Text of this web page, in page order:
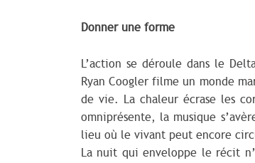
Donner une forme
L’action se déroule dans le
Ryan Coogler filme un monde
de vie. La chaleur écrase les
omniprésente, la musique
lieu où le vivant peut encore
La nuit qui enveloppe le récit